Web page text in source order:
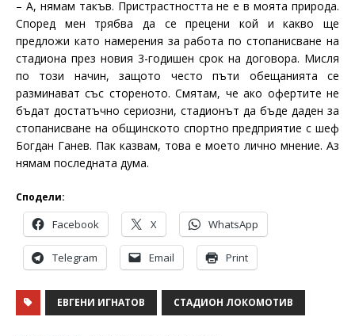
– А, нямам такъв. Пристрастността не е в моята природа.
Според мен трябва да се прецени кой и какво ще
предложи като намерения за работа по стопанисване на
стадиона през новия 3-годишен срок на договора. Мисля
по този начин, защото често пъти обещанията се
разминават със стореното. Смятам, че ако офертите не
бъдат достатъчно сериозни, стадионът да бъде даден за
стопанисване на общинското спортно предприятие с шеф
Богдан Ганев. Пак казвам, това е моето лично мнение. Аз
нямам последната дума.
Сподели:
Facebook X WhatsApp
Telegram Email Print
ЕВГЕНИ ИГНАТОВ СТАДИОН ЛОКОМОТИВ